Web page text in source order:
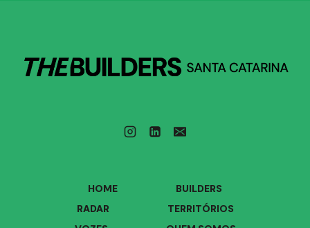
HOME
BUILDERS
RADAR
TERRITÓRIOS